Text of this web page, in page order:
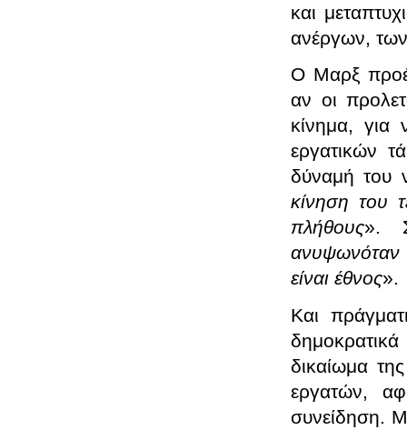
και
ανέργων,
Ο Μαρξ
αν οι
κίνημα, για
εργατικών
δύναμή του
κίνηση του
πλήθους».
ανυψωνόταν
είναι έθνος».
Και
δικαίωμα
εργατών,
συνείδηση.